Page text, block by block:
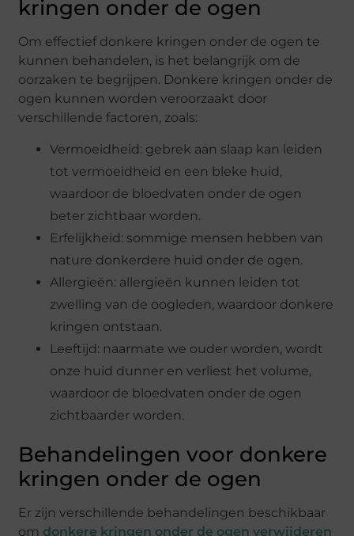
kringen onder de ogen
Om effectief donkere kringen onder de ogen te
kunnen behandelen, is het belangrijk om de
oorzaken te begrijpen. Donkere kringen onder de
ogen kunnen worden veroorzaakt door
verschillende factoren, zoals:
Vermoeidheid: gebrek aan slaap kan leiden
tot vermoeidheid en een bleke huid,
waardoor de bloedvaten onder de ogen
beter zichtbaar worden.
Erfelijkheid: sommige mensen hebben van
nature donkerdere huid onder de ogen.
Allergieën: allergieën kunnen leiden tot
zwelling van de oogleden, waardoor donkere
kringen ontstaan.
Leeftijd: naarmate we ouder worden, wordt
onze huid dunner en verliest het volume,
waardoor de bloedvaten onder de ogen
zichtbaarder worden.
Behandelingen voor donkere
kringen onder de ogen
Er zijn verschillende behandelingen beschikbaar
om donkere kringen onder de ogen verwijderen